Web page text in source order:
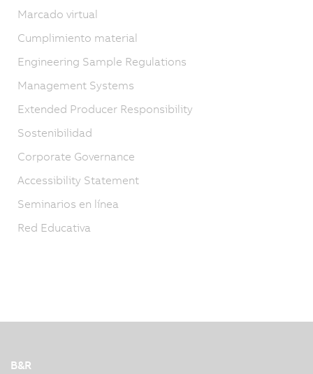
Marcado virtual
Cumplimiento material
Engineering Sample Regulations
Management Systems
Extended Producer Responsibility
Sostenibilidad
Corporate Governance
Accessibility Statement
Seminarios en línea
Red Educativa
B&R